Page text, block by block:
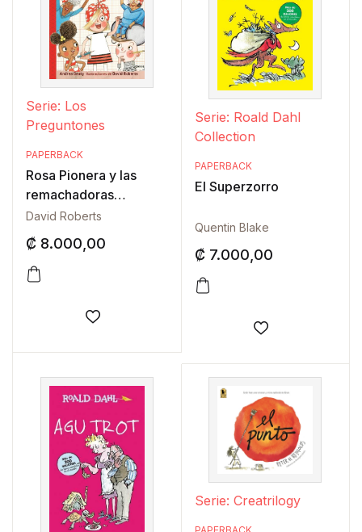
Serie: Los
Preguntones
PAPERBACK
Rosa Pionera y las
remachadoras
rechinantes
David Roberts
₡ 8.000,00
Añadir a la lista de deseos
Serie: Roald Dahl
Collection
PAPERBACK
El Superzorro
Quentin Blake
₡7.000,00
Añadir a la
Serie: Creatrilogy